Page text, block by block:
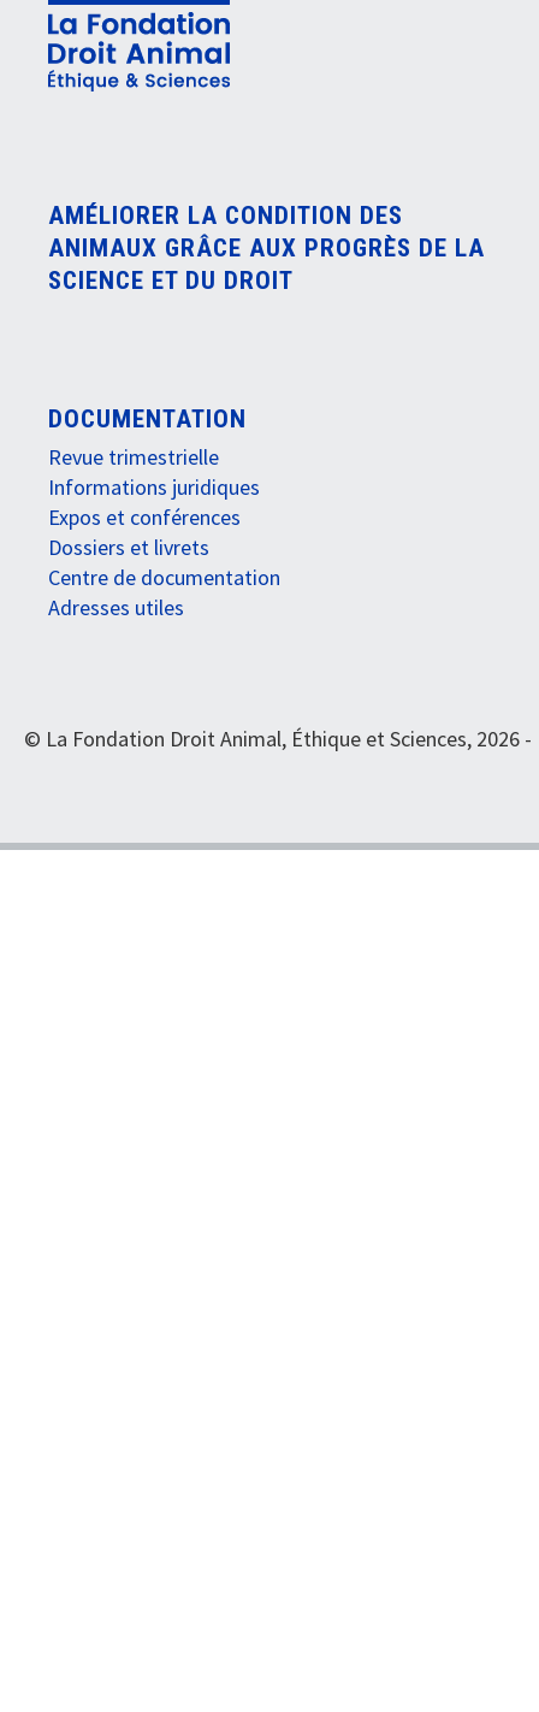
AMÉLIORER LA CONDITION DES
ANIMAUX GRÂCE AUX PROGRÈS DE LA
SCIENCE ET DU DROIT
DOCUMENTATION
Revue trimestrielle
Informations juridiques
Expos et conférences
Dossiers et livrets
Centre de documentation
Adresses utiles
© La Fondation Droit Animal, Éthique et Sciences, 2026 -